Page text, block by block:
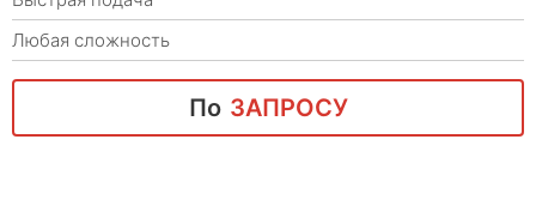
Любая сложность
По ЗАПРОСУ